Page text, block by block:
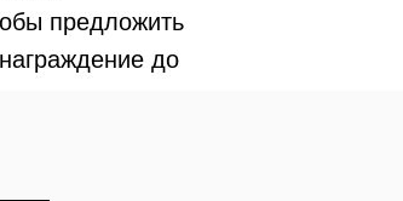
предложить
до